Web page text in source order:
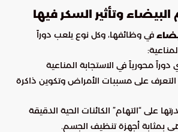
البيضاء وتأثير السكر فيها
في وظائفها، وكل نوع يلعب دوراً
دوراً محورياً في الاستجابة المناعية
على مسببات الأمراض وتكوين ذاكرة
على “التهام” الكائنات الحية الدقيقة
وهي بمثابة أجهزة تنظيف الجسم.